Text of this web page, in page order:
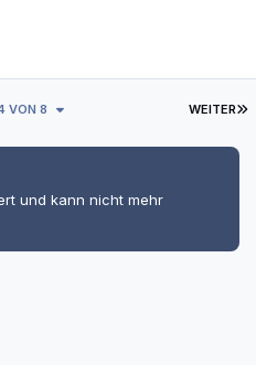
WEITER
VON 8
und kann nicht mehr